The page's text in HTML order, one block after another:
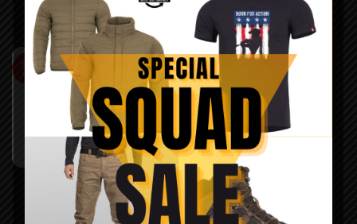
125,00lei 120,00
SOLD
OUT
Acumulator Li-Po 11.1V
1300MAH 20C -STICK
90,00 lei